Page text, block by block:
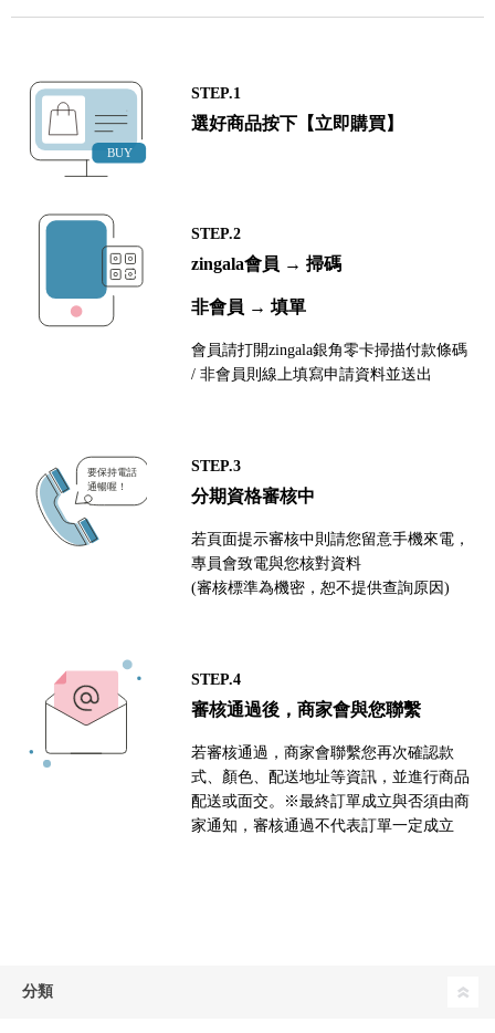
STEP.1
選好商品按下【立即購買】
STEP.2
zingala會員 → 掃碼
非會員 → 填單
會員請打開zingala銀角零卡掃描付款條碼
/ 非會員則線上填寫申請資料並送出
STEP.3
分期資格審核中
若頁面提示審核中則請您留意手機來電，
專員會致電與您核對資料
(審核標準為機密，恕不提供查詢原因)
STEP.4
審核通過後，商家會與您聯繫
若審核通過，商家會聯繫您再次確認款
式、顏色、配送地址等資訊，並進行商品
配送或面交。※最終訂單成立與否須由商
家通知，審核通過不代表訂單一定成立
分類